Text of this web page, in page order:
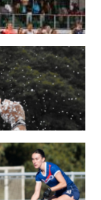
DE P...
dos ventanas de Pro
...
a los mejores clubes del